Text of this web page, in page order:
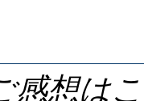
感想は